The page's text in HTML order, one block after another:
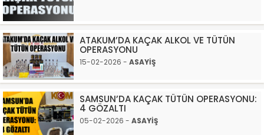
ATAKUM’DA KAÇAK ALKOL VE TÜTÜN
OPERASYONU
15-02-2026 - ASAYİŞ
SAMSUN’DA KAÇAK TÜTÜN OPERASYONU:
4 GÖZALTI
05-02-2026 - ASAYİŞ